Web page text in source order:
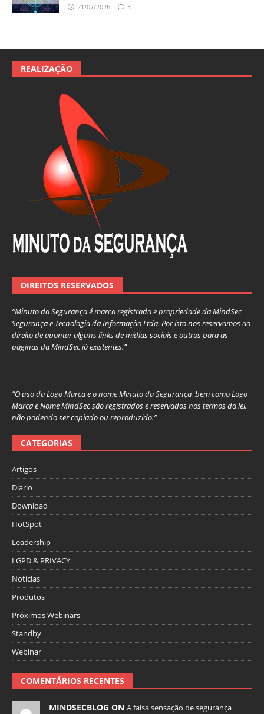
21/07/2026 3
REALIZAÇÃO
DIREITOS RESERVADOS
“Minuto da Segurança é marca registrada e propriedade da MindSec
Segurança e Tecnologia da Informação Ltda. Por isto nos reservamos ao
direito de apontar alguns links de mídias sociais e outros para as
páginas da MindSec já existentes.”
“O uso da Logo Marca e o nome Minuto da Segurança, bem como Logo
Marca e Nome MindSec são registrados e reservados nos termos da lei,
não podendo ser copiado ou reproduzido.”
CATEGORIAS
Artigos
Diario
Download
HotSpot
Leadership
LGPD & PRIVACY
Notícias
Produtos
Próximos Webinars
Standby
Webinar
COMENTÁRIOS RECENTES
MINDSECBLOG ON A falsa sensação de segurança